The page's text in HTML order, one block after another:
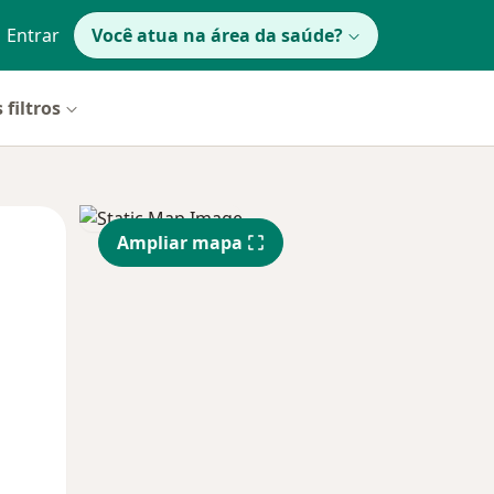
Entrar Você atua na área da saúde?
filtros
Qui,
13 Ago
Sex,
14 Ago
Ampliar mapa